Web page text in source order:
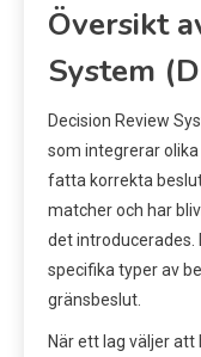
Översikt
System
Decision Review
som integrerar
fatta korrekta
matcher och har
det
specifika typer av
gränsbeslut.
När ett lag väljer